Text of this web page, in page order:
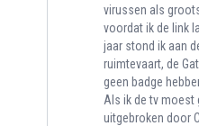
virussen als
voordat ik de link
jaar stond ik aan
ruimtevaart, de
geen badge
Als ik de tv moest
uitgebroken door